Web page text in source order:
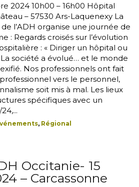
2024 10h00 – 16h00 Hôpital
– 57530 Ars-Laquenexy La
l’ADH organise une journée de
: Regards croisés sur l’évolution
: « Diriger un hôpital ou
société a évolué… et le monde
Nos professionnels ont fait
vers le personnel,
soit mis à mal. Les lieux
spécifiques avec un
, Régional
Occitanie- 15
– Carcassonne